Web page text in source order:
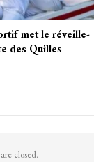
met le réveille-
des Quilles
closed.